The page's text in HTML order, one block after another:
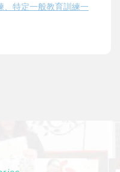
、特定一般教育訓練一